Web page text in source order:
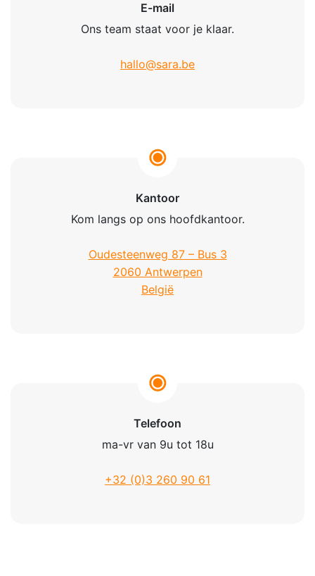
E-mail
Ons team staat voor je klaar.
hallo@sara.be
Kantoor
Kom langs op ons hoofdkantoor.
Oudesteenweg 87 – Bus 3
2060 Antwerpen
België
Telefoon
ma-vr van 9u tot 18u
+32 (0)3 260 90 61